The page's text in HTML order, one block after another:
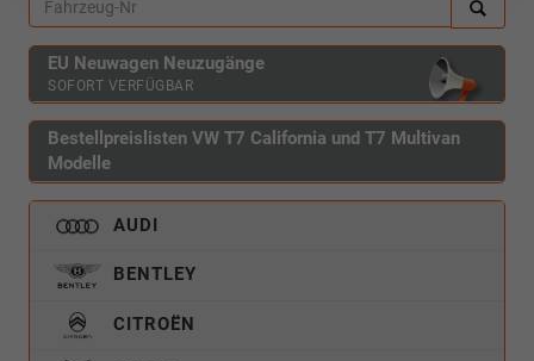
EU Neuwagen Neuzugänge
SOFORT VERFÜGBAR
Bestellpreislisten VW T7 California und T7 Multivan
Modelle
AUDI
BENTLEY
CITROËN